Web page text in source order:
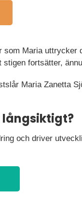
som Maria uttrycker
fortsätter,
Maria Zanetta
långsiktigt?
och driver